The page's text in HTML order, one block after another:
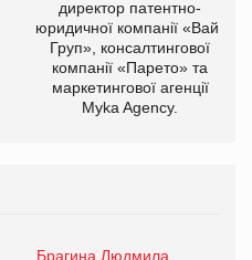
директор патентно-
юридичної компанії «Вайз
Груп», консалтингової
компанії «Парето» та
маркетингової агенції
Myka Agency.
Брагина Людмила